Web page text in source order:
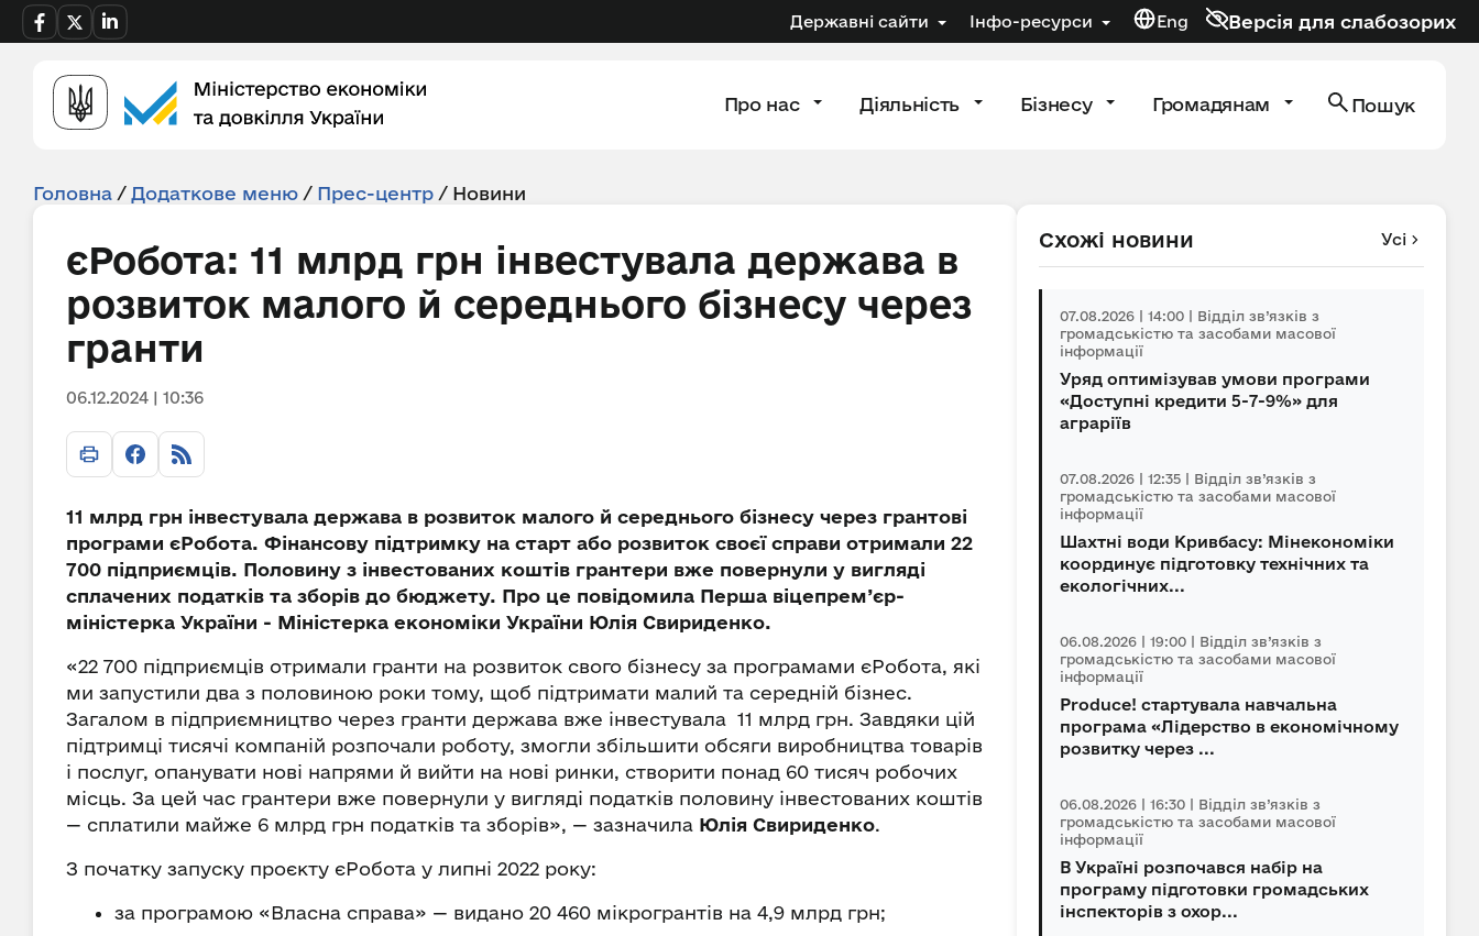
Державні сайти Інфо-ресурси Eng Версія для слабозорих
Про нас Діяльність Бізнесу Громадянам Пошук
Головна / Додаткове меню / Прес-центр / Новини
єРобота: 11 млрд грн інвестувала держава в
розвиток малого й середнього бізнесу через
гранти
06.12.2024 | 10:36
11 млрд грн інвестувала держава в розвиток малого й середнього бізнесу через грантові
програми єРобота. Фінансову підтримку на старт або розвиток своєї справи отримали 22
700 підприємців. Половину з інвестованих коштів грантери вже повернули у вигляді
сплачених податків та зборів до бюджету. Про це повідомила Перша віцепрем’єр-
міністерка України - Міністерка економіки України Юлія Свириденко.
«22 700 підприємців отримали гранти на розвиток свого бізнесу за програмами єРобота, які
ми запустили два з половиною роки тому, щоб підтримати малий та середній бізнес.
Загалом в підприємництво через гранти держава вже інвестувала 11 млрд грн. Завдяки цій
підтримці тисячі компаній розпочали роботу, змогли збільшити обсяги виробництва товарів
і послуг, опанувати нові напрями й вийти на нові ринки, створити понад 60 тисяч робочих
місць. За цей час грантери вже повернули у вигляді податків половину інвестованих коштів
— сплатили майже 6 млрд грн податків та зборів», — зазначила Юлія Свириденко.
З початку запуску проєкту єРобота у липні 2022 року:
за програмою «Власна справа» — видано 20 460 мікрогрантів на 4,9 млрд грн;
Схожі новини Усі
07.08.2026 | 14:00 | Відділ зв’язків з
громадськістю та засобами масової
інформації
Уряд оптимізував умови програми
«Доступні кредити 5-7-9%» для
аграріїв
07.08.2026 | 12:35 | Відділ зв’язків з
громадськістю та засобами масової
інформації
Шахтні води Кривбасу: Мінекономіки
координує підготовку технічних та
екологічних...
06.08.2026 | 19:00 | Відділ зв’язків з
громадськістю та засобами масової
інформації
Produce! стартувала навчальна
програма «Лідерство в економічному
розвитку через ...
06.08.2026 | 16:30 | Відділ зв’язків з
громадськістю та засобами масової
інформації
В Україні розпочався набір на
програму підготовки громадських
інспекторів з охор...